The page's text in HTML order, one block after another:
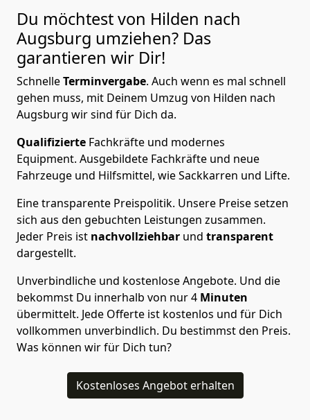
Du möchtest von Hilden nach
Augsburg umziehen? Das
garantieren wir Dir!
SchnelleTerminvergabe. Auch wenn es mal schnell
gehen muss, mit Deinem Umzug von Hilden nach
Augsburg wir sind für Dich da.
Qualifizierte Fachkräfte und modernes
Equipment. Ausgebildete Fachkräfte und neue
Fahrzeuge und Hilfsmittel, wie Sackkarren und Lifte.
Eine transparente Preispolitik. Unsere Preise setzen
sich aus den gebuchten Leistungen zusammen.
Jeder Preis ist nachvollziehbar und transparent
dargestellt.
Unverbindliche und kostenlose Angebote. Und die
bekommst Du innerhalb von nur4 Minuten
übermittelt. Jede Offerte ist kostenlos und für Dich
vollkommen unverbindlich. Du bestimmst den Preis.
Was können wir für Dich tun?
Kostenloses Angebot erhalten